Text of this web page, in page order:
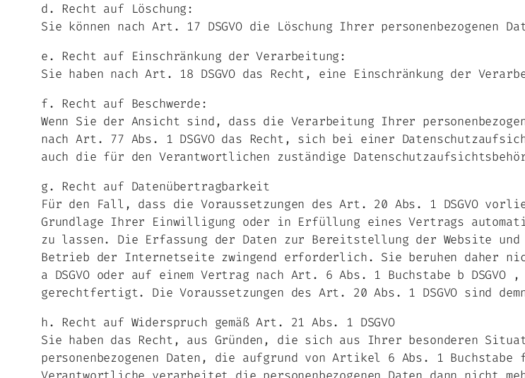
d. Recht auf Löschung:
Sie können nach Art. 17 DSGVO die Löschung Ihrer personenbezogenen
e. Recht auf Einschränkung der Verarbeitung:
Sie haben nach Art. 18 DSGVO das Recht, eine Einschränkung der
f. Recht auf Beschwerde:
Wenn Sie der Ansicht sind, dass die Verarbeitung Ihrer
nach Art. 77 Abs. 1 DSGVO das Recht, sich bei einer
auch die für den Verantwortlichen zuständige
g. Recht auf Datenübertragbarkeit
Für den Fall, dass die Voraussetzungen des Art. 20 Abs. 1 DSGVO
Grundlage Ihrer Einwilligung oder in Erfüllung eines Vertrags
zu lassen. Die Erfassung der Daten zur Bereitstellung der Website
Betrieb der Internetseite zwingend erforderlich. Sie beruhen daher
a DSGVO oder auf einem Vertrag nach Art. 6 Abs. 1 Buchstabe b
gerechtfertigt. Die Voraussetzungen des Art. 20 Abs. 1 DSGVO sind
h. Recht auf Widerspruch gemäß Art. 21 Abs. 1 DSGVO
Sie haben das Recht, aus Gründen, die sich aus Ihrer besonderen
personenbezogenen Daten, die aufgrund von Artikel 6 Abs. 1